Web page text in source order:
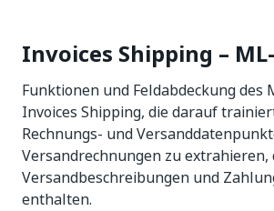
Invoices Shipping –
Funktionen und Feldabdeckung des
Invoices Shipping, die darauf
Rechnungs- und
Versandrechnungen zu extrahieren,
Versandbeschreibungen und
enthalten.